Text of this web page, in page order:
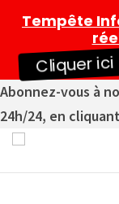
Abonnez-vous à
24h/24, en
Tempête
Cliquer